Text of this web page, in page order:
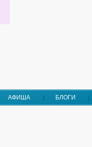
АФИША БЛОГИ